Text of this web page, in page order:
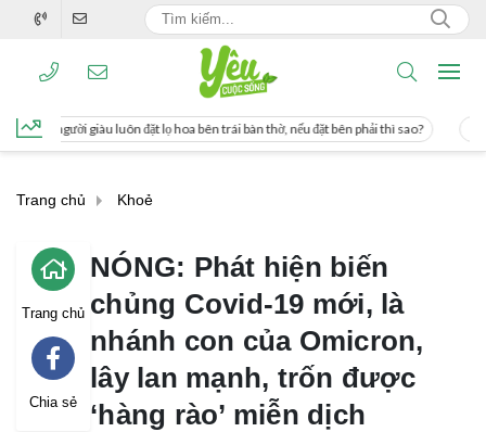
đặt lọ hoa bên trái bàn thờ, nếu đặt bên phải thì sao? Cách uống nước
Trang chủ Khoẻ
Trang chủ
Chia sẻ
NÓNG: Phát hiện biến
chủng Covid-19 mới, là
nhánh con của Omicron,
lây lan mạnh, trốn được
‘hàng rào’ miễn dịch